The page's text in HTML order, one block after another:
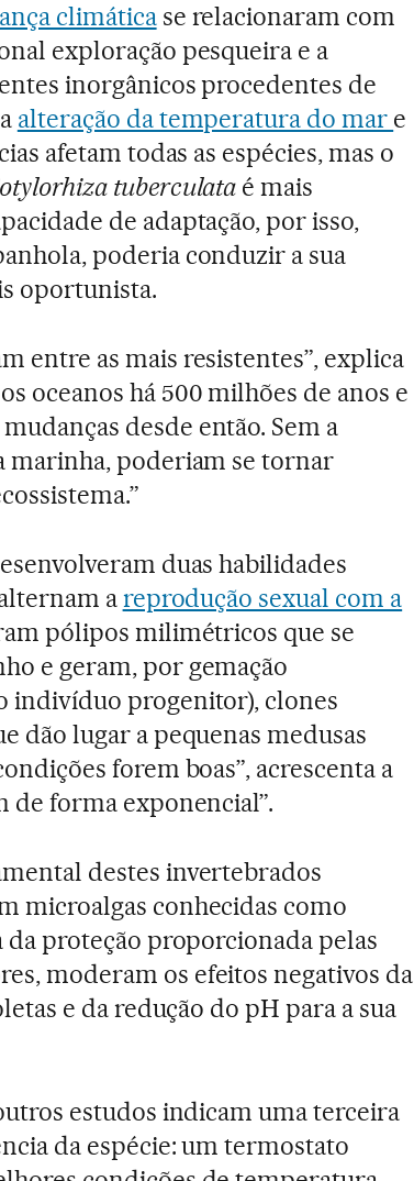
climáticase relacionaram com
exploração pesqueira e a
inorgânicos procedentes de
alteração da temperatura do mar e
afetam todas as espécies, mas o
tuberculata é mais
de adaptação, por isso,
poderia conduzir a sua
oportunista.
entre as mais resistentes”, explica
oceanos há 500 milhões de anos e
desde então. Sem a
marinha, poderiam se tornar
duas habilidades
areprodução sexual com a
pólipos milimétricos que se
e geram, por gemação
indivíduo progenitor), clones
dão lugar a pequenas medusas
forem boas”, acrescenta a
de forma exponencial”.
destes invertebrados
microalgas conhecidas como
da proteção proporcionada pelas
moderam os efeitos negativos da
e da redução do pH para a sua
estudos indicam uma terceira
da espécie: um termostato